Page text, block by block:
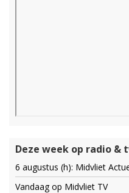
Deze week op radio &
6 augustus (h): Midvliet
Vandaag op Midvliet TV